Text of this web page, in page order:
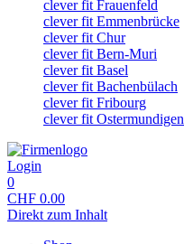
clever fit Frauenfeld
clever fit Emmenbrücke
clever fit Chur
clever fit Bern-Muri
clever fit Basel
clever fit Bachenbülach
clever fit Fribourg
clever fit Ostermundigen
Login
0
CHF 0.00
Direkt zum Inhalt